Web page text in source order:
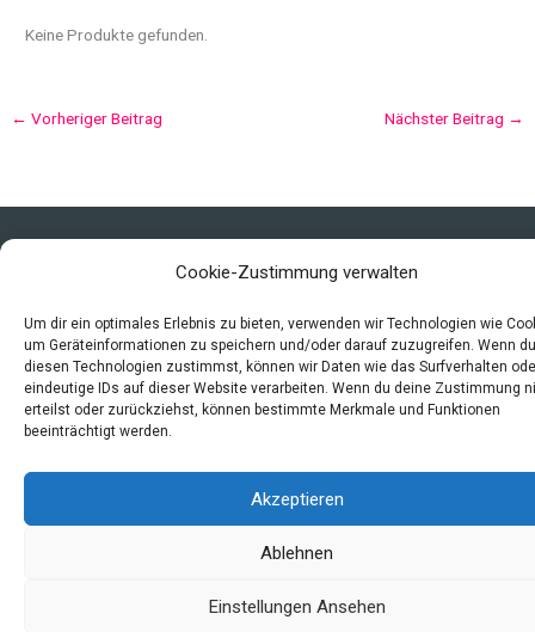
Cookie-Zustimmung verwalten
Um dir ein optimales Erlebnis zu bieten, verwenden wir Technologien wie
um Geräteinformationen zu speichern und/oder darauf zuzugreifen. Wenn du
diesen Technologien zustimmst, können wir Daten wie das Surfverhalten
eindeutige IDs auf dieser Website verarbeiten. Wenn du deine Zustimmung
erteilst oder zurückziehst, können bestimmte Merkmale und Funktionen
beeinträchtigt werden.
Akzeptieren
Ablehnen
Einstellungen Ansehen
Keine Produkte gefunden.
← Vorheriger Beitrag Nächster Beitrag →
Copyright © 2026 Mittelalter - Alltag, Leben und Sterben
Datenschutzerklärung und Cookie-Richtlinie
Quellen
Index